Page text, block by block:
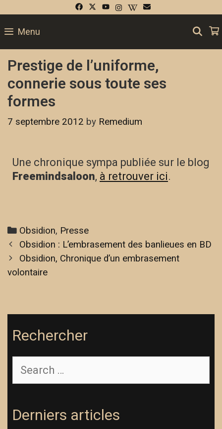
Menu
Prestige de l’uniforme,
connerie sous toute ses
formes
7 septembre 2012 by Remedium
Une chronique sympa publiée sur le blog
Freemindsaloon, à retrouver ici.
Obsidion, Presse
Obsidion : L’embrasement des banlieues en BD
Obsidion, Chronique d’un embrasement
volontaire
Rechercher
Derniers articles